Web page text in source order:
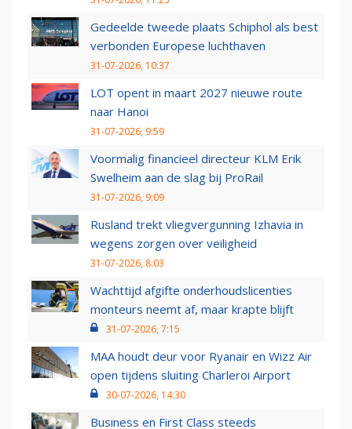
Gedeelde tweede plaats Schiphol als best
verbonden Europese luchthaven
31-07-2026, 10:37
LOT opent in maart 2027 nieuwe route
naar Hanoi
31-07-2026, 9:59
Voormalig financieel directeur KLM Erik
Swelheim aan de slag bij ProRail
31-07-2026, 9:09
Rusland trekt vliegvergunning Izhavia in
wegens zorgen over veiligheid
31-07-2026, 8:03
Wachttijd afgifte onderhoudslicenties
monteurs neemt af, maar krapte blijft
31-07-2026, 7:15
MAA houdt deur voor Ryanair en Wizz Air
open tijdens sluiting Charleroi Airport
30-07-2026, 14:30
Business en First Class steeds